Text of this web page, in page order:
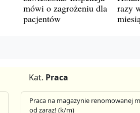
mówi o zagrożeniu dla
pacjentów
razy
Kat. Praca
Praca na magazynie renomowanej
od zaraz! (k/m)